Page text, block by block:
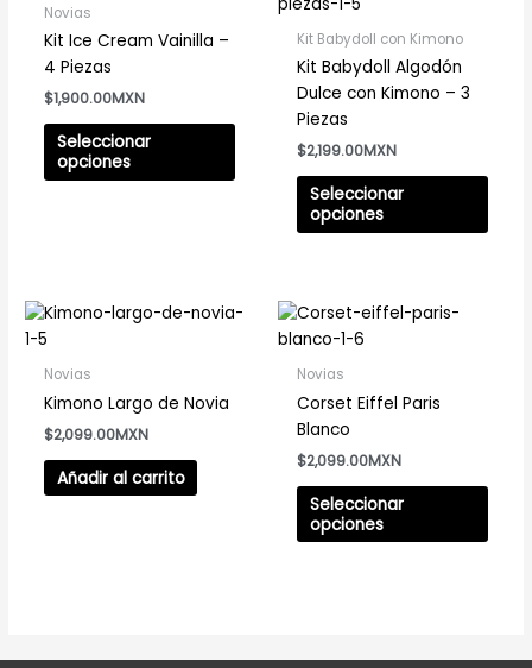
Novias
Kit Ice Cream Vainilla –
4 Piezas
$1,900.00
Seleccionar
opciones
múltiples
variantes.
opciones
se
elegir
producto
Kit Babydoll con Kimono
Kit Babydoll Algodón
Dulce con Kimono – 3
Piezas
$2,199.00
Seleccionar
opciones
elegir
la
Novias
Kimono Largo de Novia
$2,099.00
Añadir al carrito
Novias
Corset Eiffel Paris
Blanco
$2,099.00
Seleccionar
opciones
se
elegir